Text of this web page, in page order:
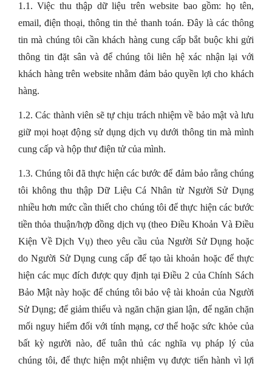
1.1. Việc thu thập dữ liệu trên website bao gồm: họ tên,
email, điện thoại, thông tin thẻ thanh toán. Đây là các thông
tin mà chúng tôi cần khách hàng cung cấp bắt buộc khi gửi
thông tin đặt sân và để chúng tôi liên hệ xác nhận lại với
khách hàng trên website nhằm đảm bảo quyền lợi cho khách
hàng.
1.2. Các thành viên sẽ tự chịu trách nhiệm về bảo mật và lưu
giữ mọi hoạt động sử dụng dịch vụ dưới thông tin mà mình
cung cấp và hộp thư điện tử của mình.
1.3. Chúng tôi đã thực hiện các bước để đảm bảo rằng chúng
tôi không thu thập Dữ Liệu Cá Nhân từ Người Sử Dụng
nhiều hơn mức cần thiết cho chúng tôi để thực hiện các bước
tiền thỏa thuận/hợp đồng dịch vụ (theo Điều Khoản Và Điều
Kiện Về Dịch Vụ) theo yêu cầu của Người Sử Dụng hoặc
do Người Sử Dụng cung cấp để tạo tài khoản hoặc để thực
hiện các mục đích được quy định tại Điều 2 của Chính Sách
Bảo Mật này hoặc để chúng tôi bảo vệ tài khoản của Người
Sử Dụng; để giảm thiểu và ngăn chặn gian lận, để ngăn chặn
mối nguy hiểm đối với tính mạng, cơ thể hoặc sức khỏe của
bất kỳ người nào, để tuân thủ các nghĩa vụ pháp lý của
chúng tôi, để thực hiện một nhiệm vụ được tiến hành vì lợi